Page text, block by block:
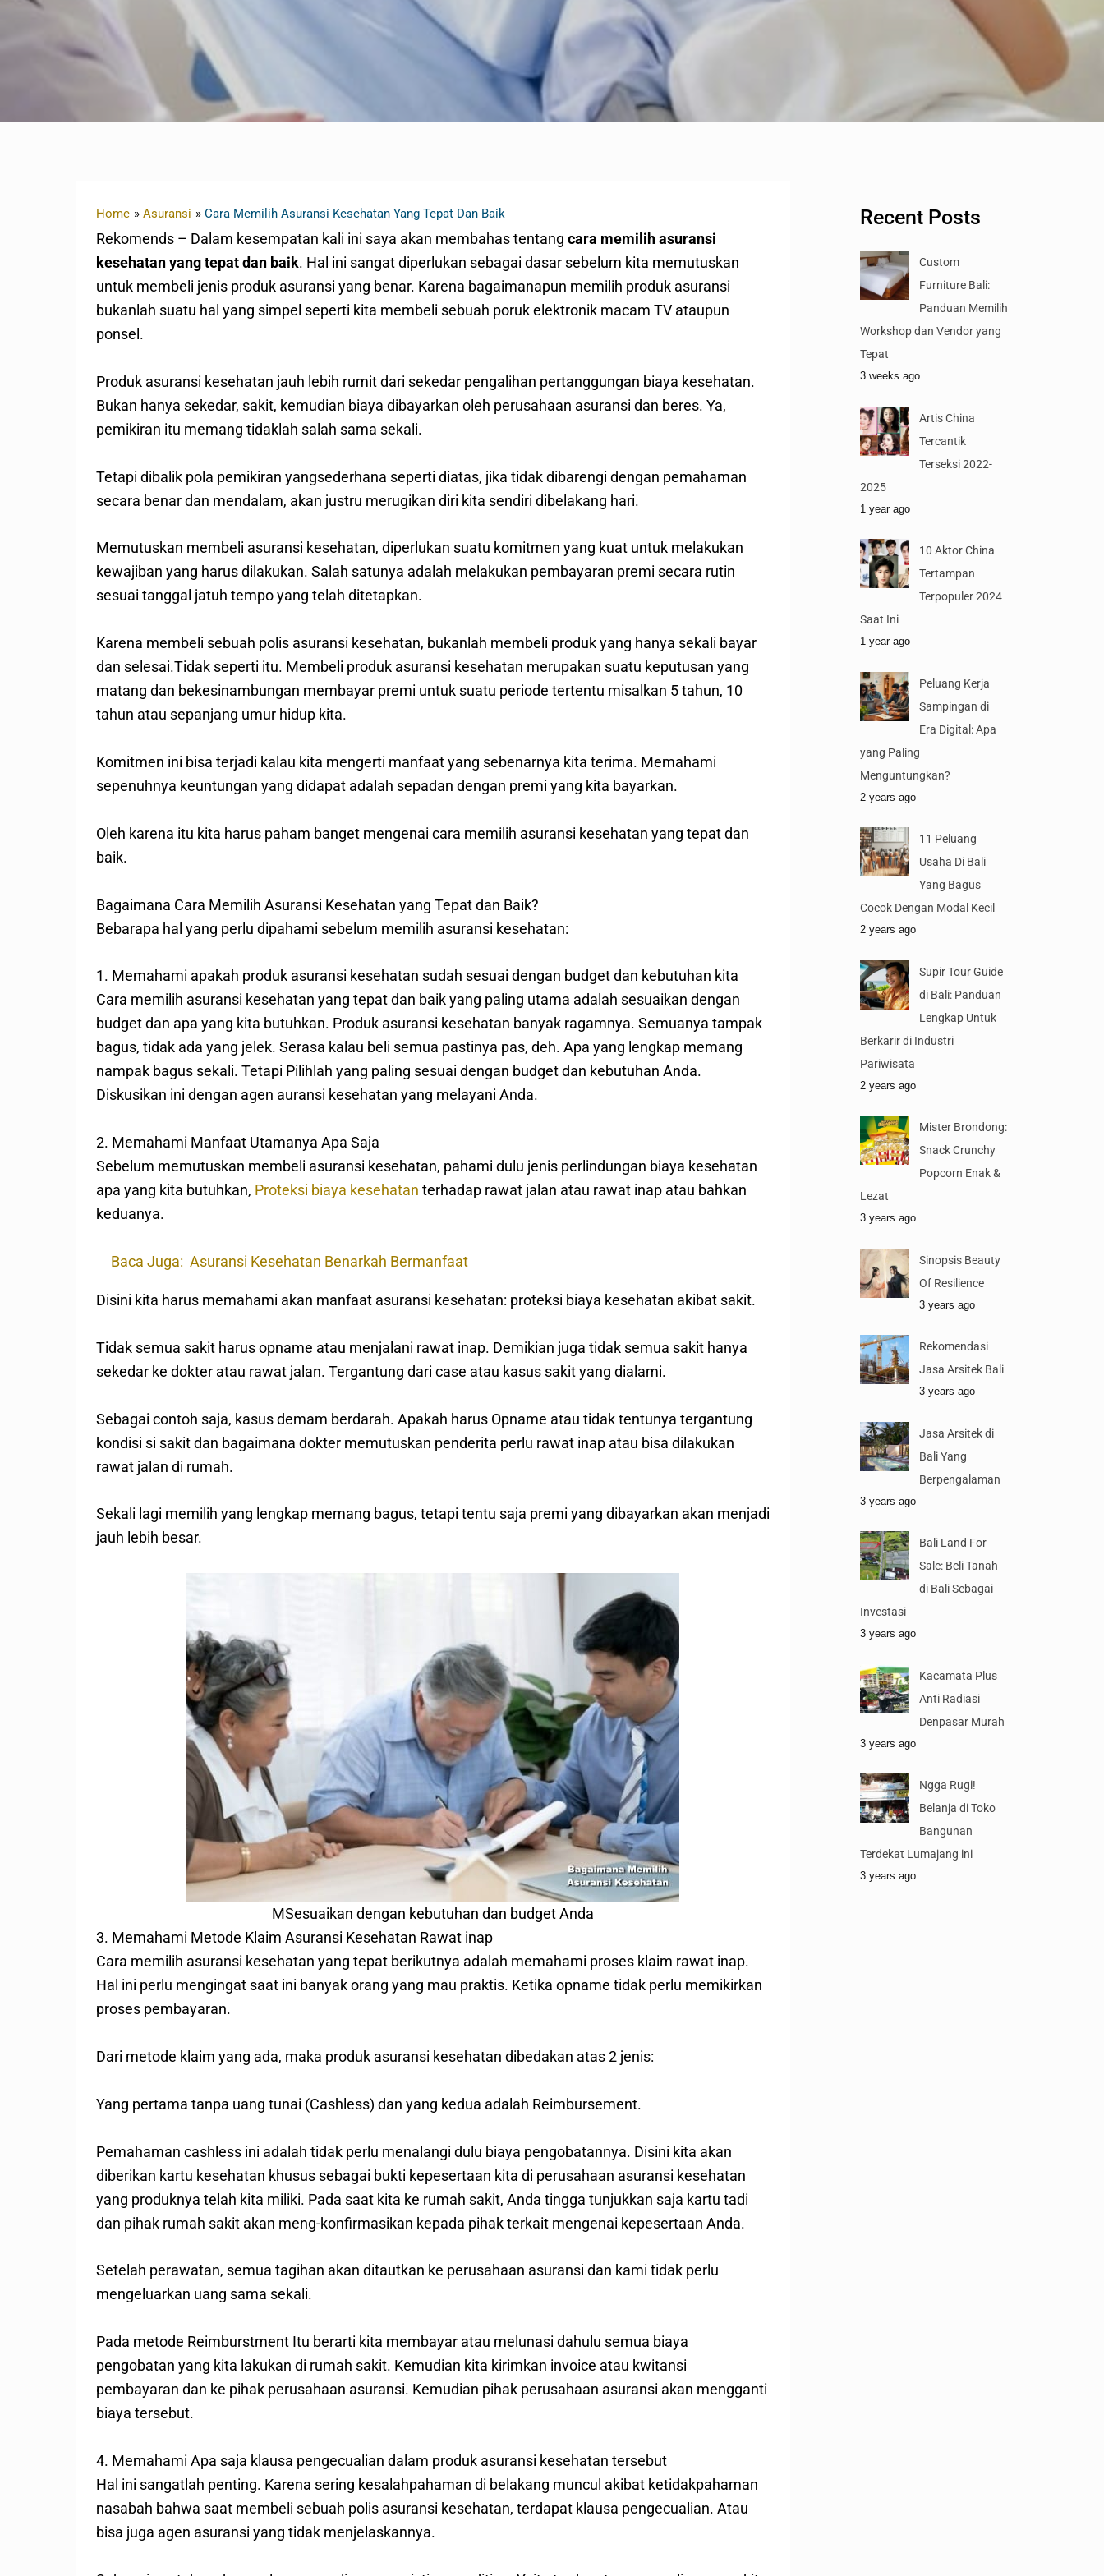
Home Asuransi Cara Memilih Asuransi Kesehatan Yang Tepat Dan Baik
Rekomends – Dalam kesempatan kali ini saya akan membahas tentang cara memilih asuransi
kesehatan yang tepat dan baik. Hal ini sangat diperlukan sebagai dasar sebelum kita memutuskan
untuk membeli jenis produk asuransi yang benar. Karena bagaimanapun memilih produk asuransi
bukanlah suatu hal yang simpel seperti kita membeli sebuah poruk elektronik macam TV ataupun
ponsel.
Produk asuransi kesehatan jauh lebih rumit dari sekedar pengalihan pertanggungan biaya kesehatan.
Bukan hanya sekedar, sakit, kemudian biaya dibayarkan oleh perusahaan asuransi dan beres. Ya,
pemikiran itu memang tidaklah salah sama sekali.
Tetapi dibalik pola pemikiran yangsederhana seperti diatas, jika tidak dibarengi dengan pemahaman
secara benar dan mendalam, akan justru merugikan diri kita sendiri dibelakang hari.
Memutuskan membeli asuransi kesehatan, diperlukan suatu komitmen yang kuat untuk melakukan
kewajiban yang harus dilakukan. Salah satunya adalah melakukan pembayaran premi secara rutin
sesuai tanggal jatuh tempo yang telah ditetapkan.
Karena membeli sebuah polis asuransi kesehatan, bukanlah membeli produk yang hanya sekali bayar
dan selesai.Tidak seperti itu. Membeli produk asuransi kesehatan merupakan suatu keputusan yang
matang dan bekesinambungan membayar premi untuk suatu periode tertentu misalkan 5 tahun, 10
tahun atau sepanjang umur hidup kita.
Komitmen ini bisa terjadi kalau kita mengerti manfaat yang sebenarnya kita terima. Memahami
sepenuhnya keuntungan yang didapat adalah sepadan dengan premi yang kita bayarkan.
Oleh karena itu kita harus paham banget mengenai cara memilih asuransi kesehatan yang tepat dan
baik.
Bagaimana Cara Memilih Asuransi Kesehatan yang Tepat dan Baik?
Bebarapa hal yang perlu dipahami sebelum memilih asuransi kesehatan:
1. Memahami apakah produk asuransi kesehatan sudah sesuai dengan budget dan kebutuhan kita
Cara memilih asuransi kesehatan yang tepat dan baik yang paling utama adalah sesuaikan dengan
budget dan apa yang kita butuhkan. Produk asuransi kesehatan banyak ragamnya. Semuanya tampak
bagus, tidak ada yang jelek. Serasa kalau beli semua pastinya pas, deh. Apa yang lengkap memang
nampak bagus sekali. Tetapi Pilihlah yang paling sesuai dengan budget dan kebutuhan Anda.
Diskusikan ini dengan agen auransi kesehatan yang melayani Anda.
2. Memahami Manfaat Utamanya Apa Saja
Sebelum memutuskan membeli asuransi kesehatan, pahami dulu jenis perlindungan biaya kesehatan
apa yang kita butuhkan, Proteksi biaya kesehatan terhadap rawat jalan atau rawat inap atau bahkan
keduanya.
Baca Juga: Asuransi Kesehatan Benarkah Bermanfaat
Disini kita harus memahami akan manfaat asuransi kesehatan: proteksi biaya kesehatan akibat sakit.
Tidak semua sakit harus opname atau menjalani rawat inap. Demikian juga tidak semua sakit hanya
sekedar ke dokter atau rawat jalan. Tergantung dari case atau kasus sakit yang dialami.
Sebagai contoh saja, kasus demam berdarah. Apakah harus Opname atau tidak tentunya tergantung
kondisi si sakit dan bagaimana dokter memutuskan penderita perlu rawat inap atau bisa dilakukan
rawat jalan di rumah.
Sekali lagi memilih yang lengkap memang bagus, tetapi tentu saja premi yang dibayarkan akan menjadi
jauh lebih besar.
MSesuaikan dengan kebutuhan dan budget Anda
3. Memahami Metode Klaim Asuransi Kesehatan Rawat inap
Cara memilih asuransi kesehatan yang tepat berikutnya adalah memahami proses klaim rawat inap.
Hal ini perlu mengingat saat ini banyak orang yang mau praktis. Ketika opname tidak perlu memikirkan
proses pembayaran.
Dari metode klaim yang ada, maka produk asuransi kesehatan dibedakan atas 2 jenis:
Yang pertama tanpa uang tunai (Cashless) dan yang kedua adalah Reimbursement.
Pemahaman cashless ini adalah tidak perlu menalangi dulu biaya pengobatannya. Disini kita akan
diberikan kartu kesehatan khusus sebagai bukti kepesertaan kita di perusahaan asuransi kesehatan
yang produknya telah kita miliki. Pada saat kita ke rumah sakit, Anda tingga tunjukkan saja kartu tadi
dan pihak rumah sakit akan meng-konfirmasikan kepada pihak terkait mengenai kepesertaan Anda.
Setelah perawatan, semua tagihan akan ditautkan ke perusahaan asuransi dan kami tidak perlu
mengeluarkan uang sama sekali.
Pada metode Reimburstment Itu berarti kita membayar atau melunasi dahulu semua biaya
pengobatan yang kita lakukan di rumah sakit. Kemudian kita kirimkan invoice atau kwitansi
pembayaran dan ke pihak perusahaan asuransi. Kemudian pihak perusahaan asuransi akan mengganti
biaya tersebut.
4. Memahami Apa saja klausa pengecualian dalam produk asuransi kesehatan tersebut
Hal ini sangatlah penting. Karena sering kesalahpahaman di belakang muncul akibat ketidakpahaman
nasabah bahwa saat membeli sebuah polis asuransi kesehatan, terdapat klausa pengecualian. Atau
bisa juga agen asuransi yang tidak menjelaskannya.
Recent Posts
Custom
Furniture Bali:
Panduan Memilih
Workshop dan Vendor yang
Tepat
3 weeks ago
Artis China
Tercantik
Terseksi 2022-
2025
1 year ago
10 Aktor China
Tertampan
Terpopuler 2024
Saat Ini
1 year ago
Peluang Kerja
Sampingan di
Era Digital: Apa
yang Paling
Menguntungkan?
2 years ago
11 Peluang
Usaha Di Bali
Yang Bagus
Cocok Dengan Modal Kecil
2 years ago
Supir Tour Guide
di Bali: Panduan
Lengkap Untuk
Berkarir di Industri
Pariwisata
2 years ago
Mister Brondong:
Snack Crunchy
Popcorn Enak &
Lezat
3 years ago
Sinopsis Beauty
Of Resilience
3 years ago
Rekomendasi
Jasa Arsitek Bali
3 years ago
Jasa Arsitek di
Bali Yang
Berpengalaman
3 years ago
Bali Land For
Sale: Beli Tanah
di Bali Sebagai
Investasi
3 years ago
Kacamata Plus
Anti Radiasi
Denpasar Murah
3 years ago
Ngga Rugi!
Belanja di Toko
Bangunan
Terdekat Lumajang ini
3 years ago